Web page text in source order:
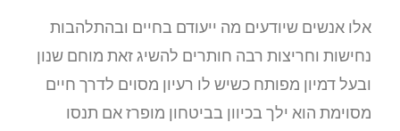
אלו אנשים שיודעים מה ייעודם בחיים ובהתלהבות
נחישות וחריצות רבה חותרים להשיג זאת מוחם שנון
ובעל דמיון מפותח כשיש לו רעיון מסוים לדרך חיים
מסוימת הוא ילך בכיוון בביטחון מופרז אם תנסו